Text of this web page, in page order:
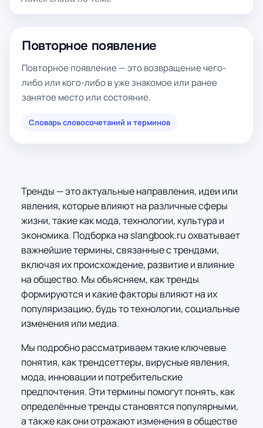
Повторное появление
Повторное появление — это возвращение чего-
либо или кого-либо в уже знакомое или ранее
занятое место или состояние.
Словарь словосочетаний и терминов
Тренды — это актуальные направления, идеи или
явления, которые влияют на различные сферы
жизни, такие как мода, технологии, культура и
экономика. Подборка на slangbook.ru охватывает
важнейшие термины, связанные с трендами,
включая их происхождение, развитие и влияние
на общество. Мы объясняем, как тренды
формируются и какие факторы влияют на их
популяризацию, будь то технологии, социальные
изменения или медиа.
Мы подробно рассматриваем такие ключевые
понятия, как трендсеттеры, вирусные явления,
мода, инновации и потребительские
предпочтения. Эти термины помогут понять, как
определённые тренды становятся популярными,
а также как они отражают изменения в обществе